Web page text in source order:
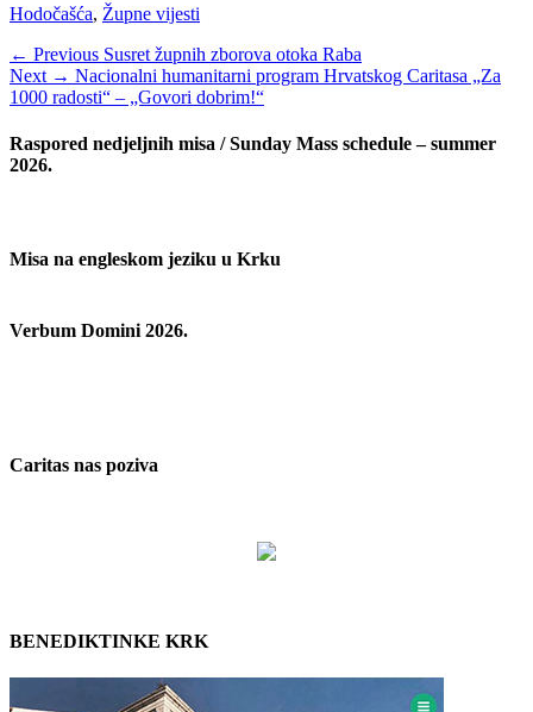
Categories
Hodočašća, Župne vijesti
Navigacija
objava
← Previous Previous
post:
Susret župnih zborova otoka Raba
Next → Next
post:
Nacionalni humanitarni program Hrvatskog Caritasa „Za
1000 radosti“ – „Govori dobrim!“
Raspored nedjeljnih misa / Sunday Mass schedule – summer
2026.
Misa na engleskom jeziku u Krku
Verbum Domini 2026.
Caritas nas poziva
BENEDIKTINKE KRK